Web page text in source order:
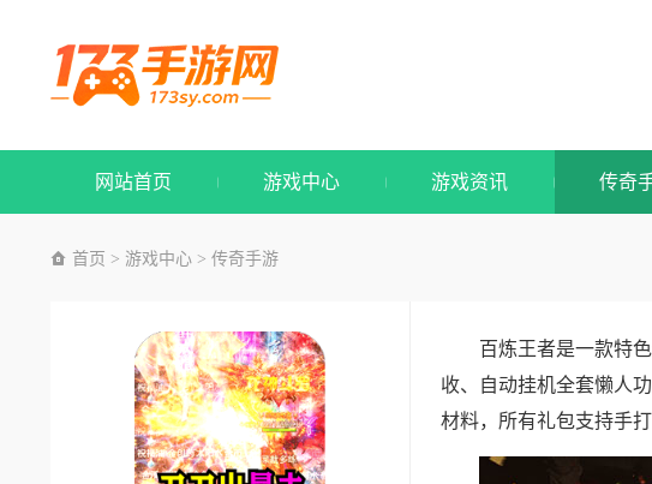
网站首页 游戏中心 游戏资讯 传奇
首页 > 游戏中心 > 传奇手游
百炼王者是一款特
收、自动挂机全套懒人
材料，所有礼包支持手